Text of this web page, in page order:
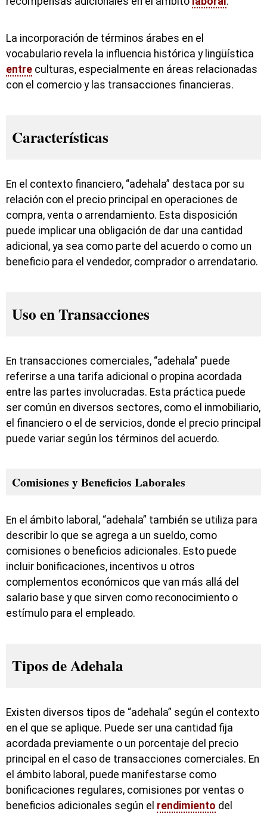
La incorporación de términos árabes en el
vocabulario revela la influencia histórica y lingüística
entre culturas, especialmente en áreas relacionadas
con el comercio y las transacciones financieras.
Características
En el contexto financiero, “adehala” destaca por su
relación con el precio principal en operaciones de
compra, venta o arrendamiento. Esta disposición
puede implicar una obligación de dar una cantidad
adicional, ya sea como parte del acuerdo o como un
beneficio para el vendedor, comprador o arrendatario.
Uso en Transacciones
En transacciones comerciales, “adehala” puede
referirse a una tarifa adicional o propina acordada
entre las partes involucradas. Esta práctica puede
ser común en diversos sectores, como el inmobiliario,
el financiero o el de servicios, donde el precio principal
puede variar según los términos del acuerdo.
Comisiones y Beneficios Laborales
En el ámbito laboral, “adehala” también se utiliza para
describir lo que se agrega a un sueldo, como
comisiones o beneficios adicionales. Esto puede
incluir bonificaciones, incentivos u otros
complementos económicos que van más allá del
salario base y que sirven como reconocimiento o
estímulo para el empleado.
Tipos de Adehala
Existen diversos tipos de “adehala” según el contexto
en el que se aplique. Puede ser una cantidad fija
acordada previamente o un porcentaje del precio
principal en el caso de transacciones comerciales. En
el ámbito laboral, puede manifestarse como
bonificaciones regulares, comisiones por ventas o
beneficios adicionales según el rendimiento del